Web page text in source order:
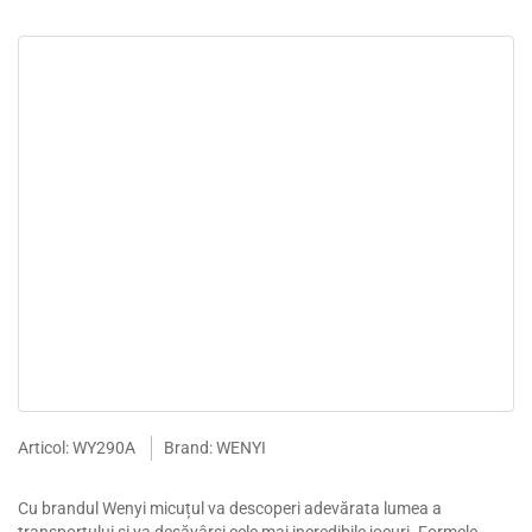
Articol: WY290A Brand: WENYI
Cu brandul Wenyi micuțul va descoperi adevărata lumea a